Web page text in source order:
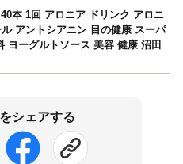
本 1回 アロニア ドリンク アロニ
アントシアニン 目の健康 スーパ
ヨーグルトソース 美容 健康 沼田
シェアする